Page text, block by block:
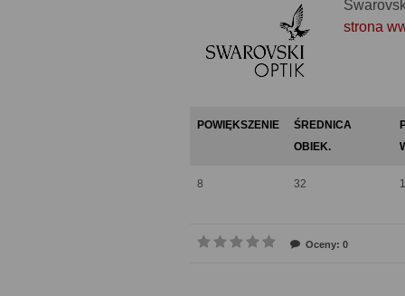
strona
POWIĘKSZENIE
ŚREDNICA
OBIEK.
8 32
Oceny: 0